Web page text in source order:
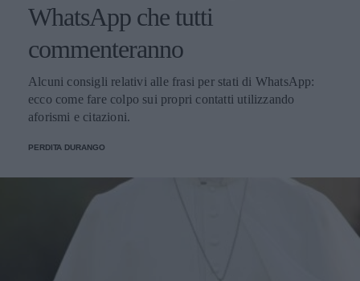
WhatsApp che tutti
commenteranno
Alcuni consigli relativi alle frasi per stati di WhatsApp:
ecco come fare colpo sui propri contatti utilizzando
aforismi e citazioni.
PERDITA DURANGO